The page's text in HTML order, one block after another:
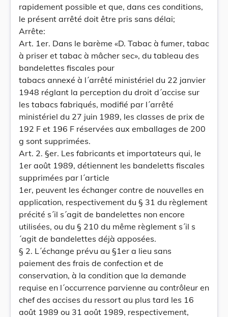
rapidement possible et que, dans ces conditions,
le présent arrêté doit être pris sans délai;
Arrête:
Art. 1er. Dans le barème «D. Tabac à fumer, tabac
à priser et tabac à mâcher sec», du tableau des
bandelettes fiscales pour
tabacs annexé à l´arrêté ministériel du 22 janvier
1948 réglant la perception du droit d´accise sur
les tabacs fabriqués, modifié par l´arrêté
ministériel du 27 juin 1989, les classes de prix de
192 F et 196 F réservées aux emballages de 200
g sont supprimées.
Art. 2. §er. Les fabricants et importateurs qui, le
1er août 1989, détiennent les bandeletts fiscales
supprimées par l´article
1er, peuvent les échanger contre de nouvelles en
application, respectivement du § 31 du règlement
précité s´il s´agit de bandelettes non encore
utilisées, ou du § 210 du même règlement s´il s
´agit de bandelettes déjà apposées.
§ 2. L´échange prévu au §1er a lieu sans
paiement des frais de confection et de
conservation, à la condition que la demande
requise en l´occurrence parvienne au contrôleur en
chef des accises du ressort au plus tard les 16
août 1989 ou 31 août 1989, respectivement,